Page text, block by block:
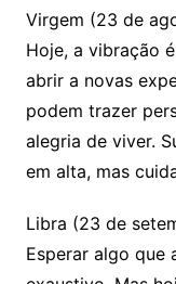
Virgem (23 de
Hoje, a vibração
abrir a novas
podem trazer
alegria de viver.
em alta, mas
Libra (23 de
Esperar algo que